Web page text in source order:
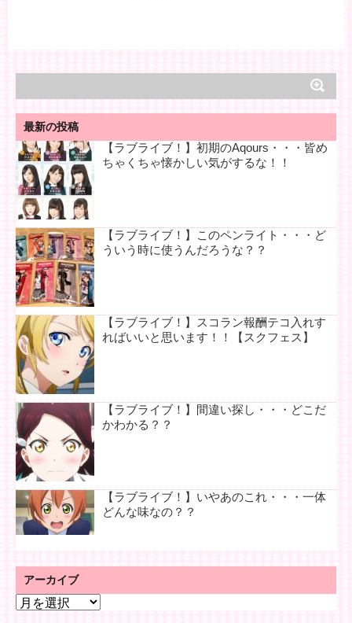
最新の投稿
【ラブライブ！】初期のAqours・・・皆め
ちゃくちゃ懐かしい気がするな！！
【ラブライブ！】このペンライト・・・ど
ういう時に使うんだろうな？？
【ラブライブ！】スコラン報酬テコ入れす
ればいいと思います！！【スクフェス】
【ラブライブ！】間違い探し・・・どこだ
かわかる？？
【ラブライブ！】いやあのこれ・・・一体
どんな味なの？？
アーカイブ
ア